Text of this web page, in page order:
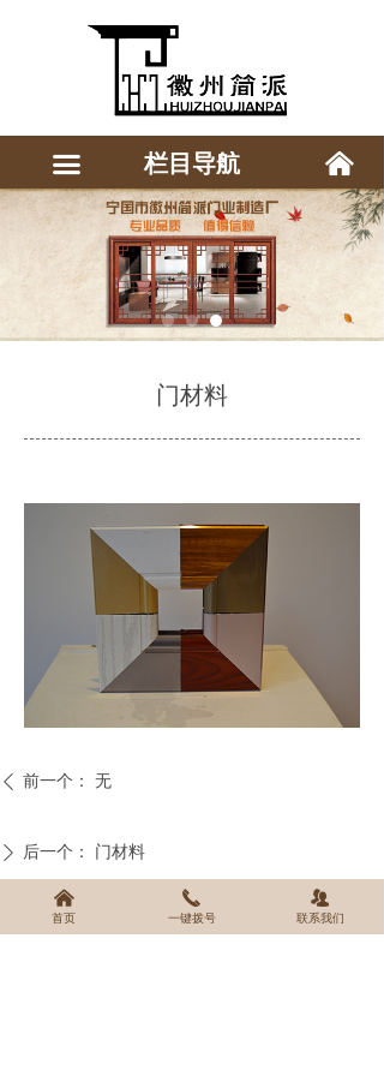
끀 栏目导航 낀
门材料
ꄴ 前一个： 无
ꄲ 后一个： 门材料
낀
首页
끅
一键拨号
뀡
联系我们